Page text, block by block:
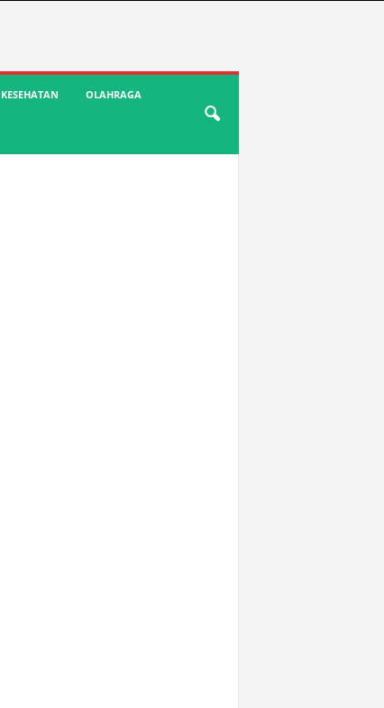
KESEHATAN OLAHRAGA